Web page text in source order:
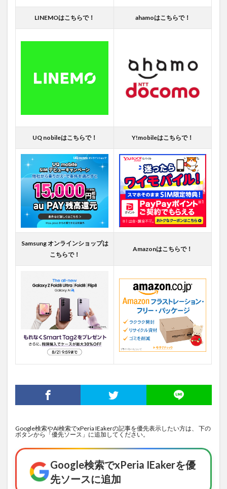
LINEMOはこちらで！ ahamoはこちらで！
UQ nobileはこちらで！ Y!mobileはこちらで！
Samsung オンラインショップは
こちらで！
Amazonはこちらで！
Google検索やAI検索でxPeria IEakerの記事を優先表示したい方は、 下の
ボタンから「優先ソース」に追加してください。
Google検索でxPeria IEakerを優
先ソースに追加